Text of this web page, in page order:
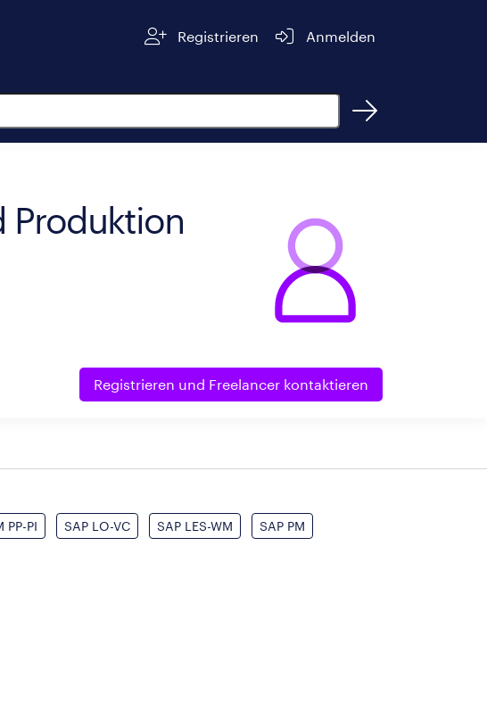
Registrieren Anmelden
Produktion
Registrieren und Freelancer kontaktieren
PP-PI SAP LO-VC SAP LES-WM SAP PM